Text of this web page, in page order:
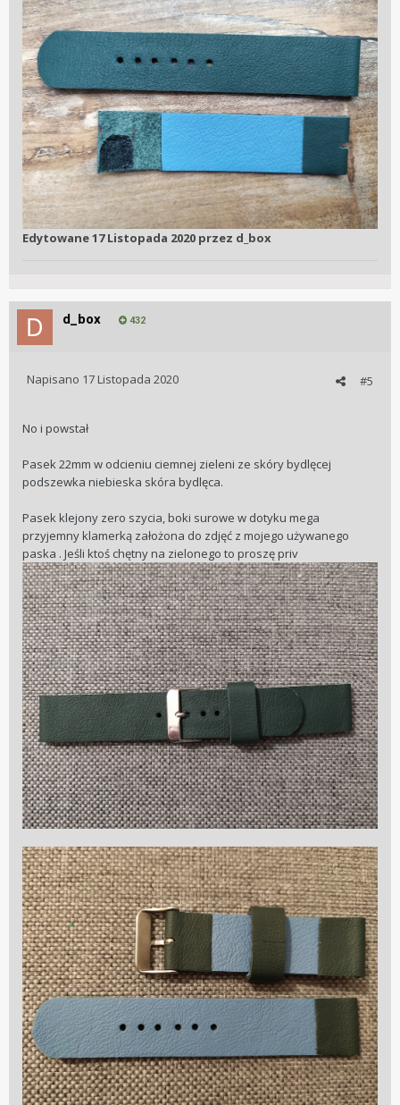
Edytowane17 Listopada 2020 przez d_box
d_box 432
#5
Napisano 17 Listopada 2020
No i powstał
Pasek 22mm w odcieniu ciemnej zieleni ze skóry bydlęcej
podszewka niebieska skóra bydlęca.
Pasek klejony zero szycia, boki surowe w dotyku mega
przyjemny klamerką założona do zdjęć z mojego używanego
paska . Jeśli ktoś chętny na zielonego to proszę priv